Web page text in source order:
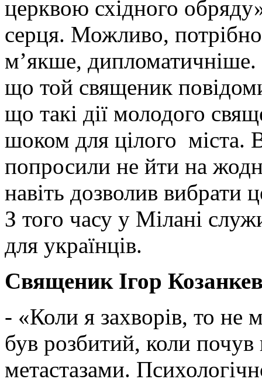
церквою східного
серця. Можливо,
м’якше,
що той священик
що такі дії молодого
шоком для цілого міста.
попросили не йти на
навіть дозволив вибрати
З того часу у Мілані
для українців.
Священик Ігор
- «Коли я захворів, то не
був розбитий, коли почув
метастазами.